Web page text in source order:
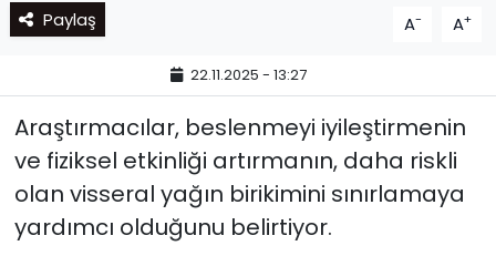
Paylaş A- A+
22.11.2025 - 13:27
Araştırmacılar, beslenmeyi iyileştirmenin
ve fiziksel etkinliği artırmanın, daha riskli
olan visseral yağın birikimini sınırlamaya
yardımcı olduğunu belirtiyor.